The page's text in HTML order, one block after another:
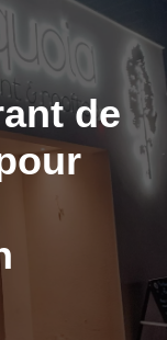
de